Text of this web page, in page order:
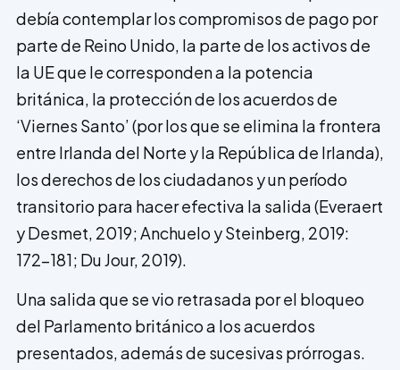
debía contemplar los compromisos de pago por
parte de Reino Unido, la parte de los activos de
la UE que le corresponden a la potencia
británica, la protección de los acuerdos de
‘Viernes Santo’ (por los que se elimina la frontera
entre Irlanda del Norte y la República de Irlanda),
los derechos de los ciudadanos y un período
transitorio para hacer efectiva la salida (Everaert
y Desmet, 2019; Anchuelo y Steinberg, 2019:
172-181; Du Jour, 2019).
Una salida que se vio retrasada por el bloqueo
del Parlamento británico a los acuerdos
presentados, además de sucesivas prórrogas.